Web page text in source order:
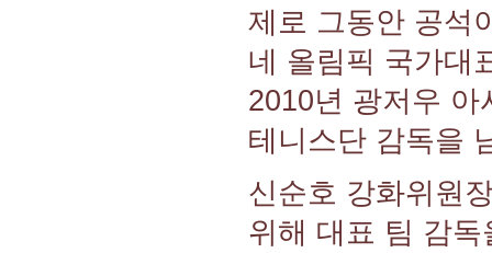
제로 그동안 공석
네 올림픽 국가대
2010년 광저우
테니스단 감독을
신순호 강화위원
위해 대표 팀 감